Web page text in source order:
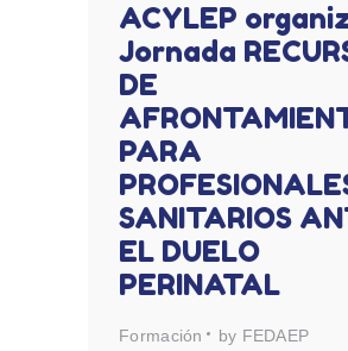
ACYLEP
Jornada
DE
PARA
SANITARIOS
EL DUELO
PERINATAL
Formación by FEDAEP